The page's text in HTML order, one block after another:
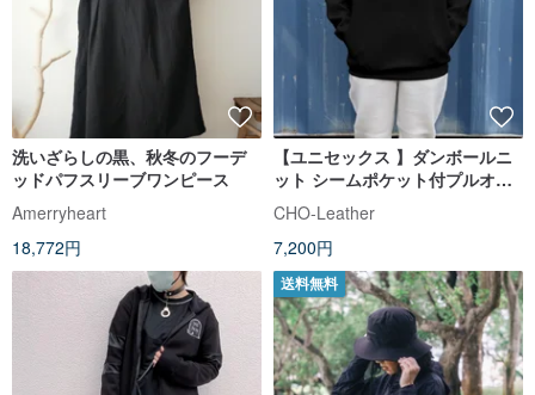
洗いざらしの黒、秋冬のフーデ
ッドパフスリーブワンピース
Amerryheart
18,772円
【ユニセックス 】ダンボールニ
ット シームポケット付プルオー
バーパーカー【ブラック】
CHO-Leather
7,200円
送料無料